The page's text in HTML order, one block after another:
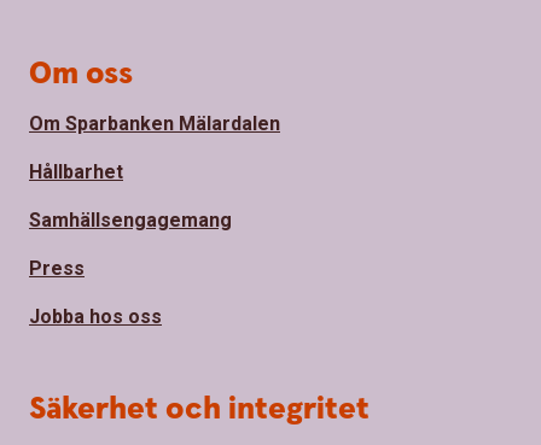
Om oss
Om Sparbanken Mälardalen
Hållbarhet
Samhällsengagemang
Press
Jobba hos oss
Säkerhet och integritet